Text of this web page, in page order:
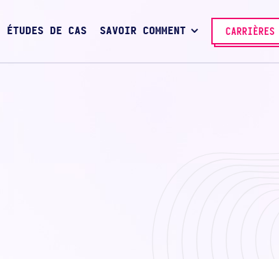
ÉTUDES DE CAS SAVOIR COMMENT CARRIÈRES